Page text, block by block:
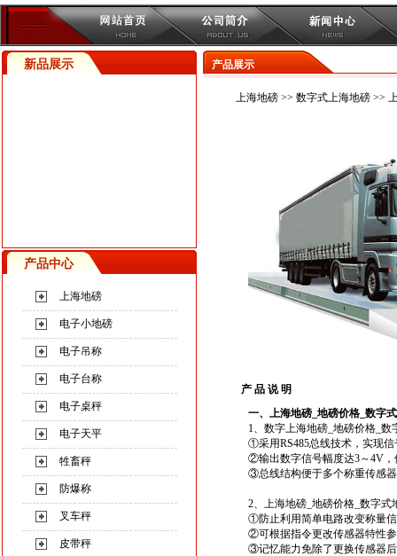
新品展示
产品中心
上海地磅
电子小地磅
电子吊称
电子台称
电子桌秤
电子天平
牲畜秤
防爆称
叉车秤
皮带秤
产品展示
上海地磅>> 数字式上海地磅>>
产 品 说 明
一、上海地磅_地磅价格_数字
1、数字上海地磅_地磅价格_数
①采用RS485总线技术，实现
②输出数字信号幅度达3～4V，
③总线结构便于多个称重传感
2、 上海地磅 地磅价格 _数字式
①防止利用简单电路改变称量
②可根据指令更改传感器特性
③记忆能力免除了更换传感器